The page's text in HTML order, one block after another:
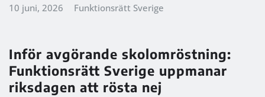
10 juni, 2026 Funktionsrätt Sverige
Inför avgörande skolomröstning:
Funktionsrätt Sverige uppmanar
riksdagen att rösta nej